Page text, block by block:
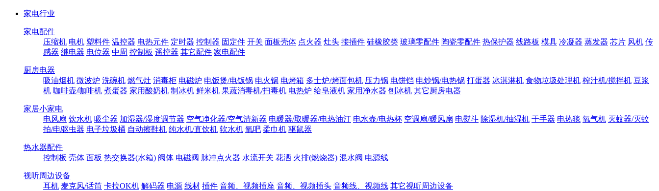
家电行业
家电配件
压缩机 电机 塑料件 温控器 电热元件 定时器 控制器 固定件 开关 面板壳体 点火器 灶头 接插件 硅橡胶类 玻璃零配件 陶瓷零配件 热保护器 线路板 模具 冷凝器 蒸发器 芯片 风机 传
感器 继电器 电位器 中周 控制板 遥控器 其它配件 家电配件
厨房电器
吸油烟机 微波炉 洗碗机 燃气灶 消毒柜 电磁炉 电饭煲/电饭锅 电火锅 电烤箱 多士炉/烤面包机 压力锅 电饼铛 电炒锅/电热锅 打蛋器 冰淇淋机 食物垃圾处理机 榨汁机/搅拌机 豆浆
机 咖啡壶/咖啡机 煮蛋器 家用酸奶机 制冰机 鲜米机 果蔬消毒机/扫毒机 电热炉 给皂液机 家用净水器 刨冰机 其它厨房电器
家居小家电
电风扇 饮水机 吸尘器 加湿器/湿度调节器 空气净化器/空气清新器 电暖器/取暖器/电热油汀 电水壶/电热杯 空调扇/暖风扇 电熨斗 除湿机/抽湿机 干手器 电热毯 氧气机 灭蚊器/灭蚊
拍/电驱虫器 电子垃圾桶 自动擦鞋机 纯水机/直饮机 软水机 氧吧 柔巾机 驱鼠器
热水器配件
控制板 壳体 面板 热交换器(水箱) 阀体 电磁阀 脉冲点火器 水流开关 花洒 火排(燃烧器) 混水阀 电源线
视听周边设备
耳机 麦克风/话筒 卡拉OK机 解码器 电源 线材 插件 音频、视频插座 音频、视频插头 音频线、视频线 其它视听周边设备